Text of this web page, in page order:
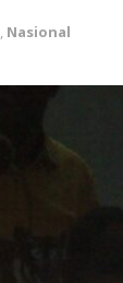
, Nasional